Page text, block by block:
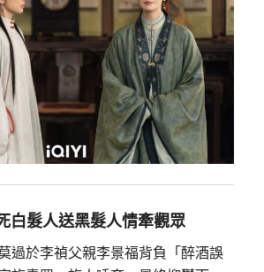
白髮人送黑髮人情牽觀眾
過於李禎父親李景福背負「醉酒誤